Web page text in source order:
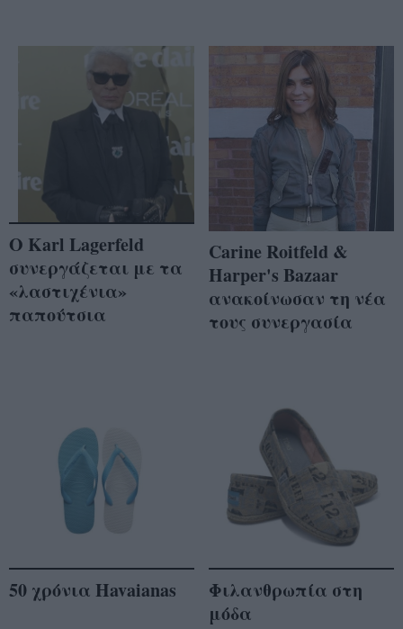
O Karl Lagerfeld
συνεργάζεται με τα
«λαστιχένια»
παπούτσια
Carine Roitfeld &
Harper's Bazaar
ανακοίνωσαν τη νέα
τους συνεργασία
50 χρόνια Havaianas
Φιλανθρωπία στη
μόδα